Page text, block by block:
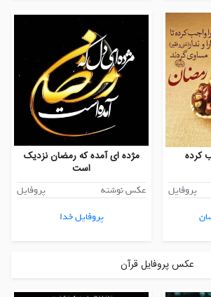
کرده
پروفایل
مژده ای آمده که رمضان نزدیک
است
عکس نوشته
پروفایل
پروفایل خدا
عکس پروفایل قرآن